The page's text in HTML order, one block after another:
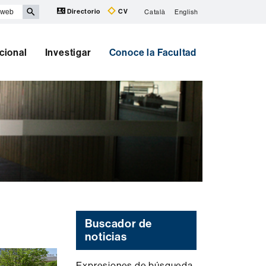
Directorio CV Català English
Investigar Conoce la Facultad
Buscador de
noticias